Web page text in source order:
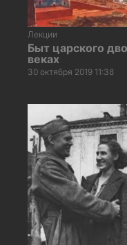
Лекции
Быт царского
веках
30 октября 2019 11:38